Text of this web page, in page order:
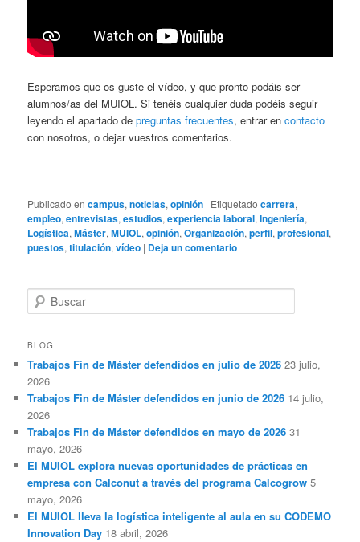
Esperamos que os guste el vídeo, y que pronto podáis ser
alumnos/as del MUIOL. Si tenéis cualquier duda podéis seguir
leyendo el apartado depreguntas frecuentes, entrar encontacto
con nosotros, o dejar vuestros comentarios.
Publicado en campus,noticias,opinión | Etiquetado carrera,
empleo,entrevistas,estudios,experiencia laboral,Ingeniería,
Logística,Máster,MUIOL,opinión,Organización,perfil,profesional,
puestos,titulación,vídeo | Deja un comentario
u
c
r
BLOG
Trabajos Fin de Máster defendidos en julio de 2026 23 julio,
2026
Trabajos Fin de Máster defendidos en junio de 2026 14 julio,
2026
Trabajos Fin de Máster defendidos en mayo de 2026 31
mayo, 2026
El MUIOL explora nuevas oportunidades de prácticas en
empresa con Calconut a través del programa Calcogrow 5
mayo, 2026
El MUIOL lleva la logística inteligente al aula en su CODEMO
Innovation Day 18 abril, 2026